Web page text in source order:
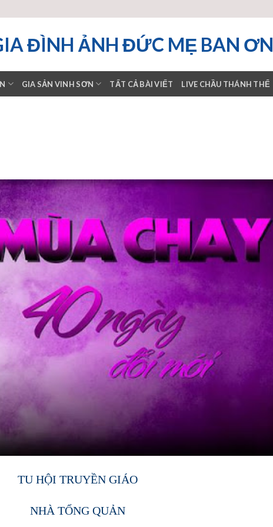
ĐÌNH ẢNH ĐỨC MẸ BAN ƠN
GIA SẢN VINH SƠN TẤT CẢ BÀI VIẾT LIVE CHẦU THÁNH THỂ
TU HỘI TRUYỀN GIÁO
NHÀ TỔNG QUẢN